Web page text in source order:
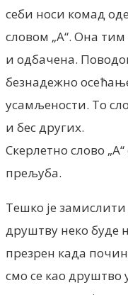
себи носи комад
словом „А“. Она
и одбачена.
безнадежно
усамљености. То
и бес других.
Скерлетно слово
прељуба.
Тешко је
друштву неко буде
презрен када
смо се као друштво